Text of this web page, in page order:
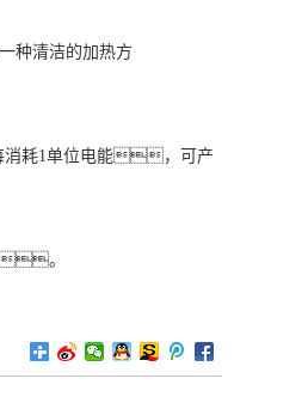
清洁的加热方
耗1单位电能，可产
。